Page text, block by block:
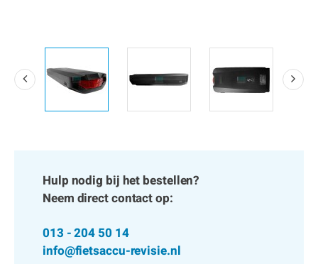
Hulp nodig bij het bestellen?
Neem direct contact op:
013 - 204 50 14
info@fietsaccu-revisie.nl